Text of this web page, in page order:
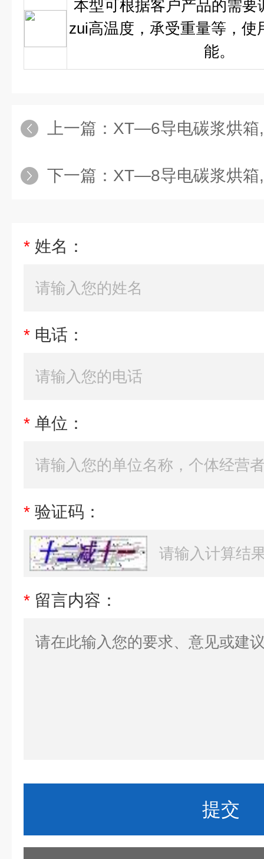
本型可根据客户产品的需要
zui高温度，承受重量等，使
能。
上一篇： XT—6导电碳浆烘箱
下一篇： XT—8导电碳浆烘箱
* 姓名：
* 电话：
* 单位：
* 验证码：
* 留言内容：